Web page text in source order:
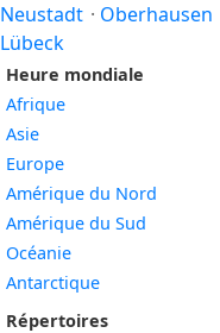
Neustadt · Oberhausen
Lübeck
Heure mondiale
Afrique
Asie
Europe
Amérique du Nord
Amérique du Sud
Océanie
Antarctique
Répertoires